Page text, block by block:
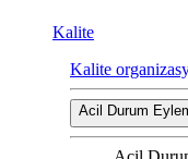
Kalite
Kalite
Acil Durum